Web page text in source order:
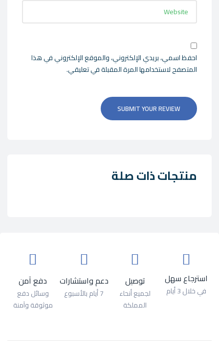
احفظ اسمي، بريدي الإلكتروني، والموقع الإلكتروني في هذا
المتصفح لاستخدامها المرة المقبلة في تعليقي.
SUBMIT YOUR REVIEW
منتجات ذات صلة
استرجاع سهل
في خلال 3 أيام
توصيل
لجميع أنحاء
المملكة
دعم واستشارات
7 أيام بالأسبوع
دفع آمن
وسائل دفع
موثوقة وآمنة